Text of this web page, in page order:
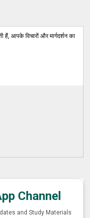
हैं, आपके विचारों और मार्गदर्शन का
Channel
and Study Materials